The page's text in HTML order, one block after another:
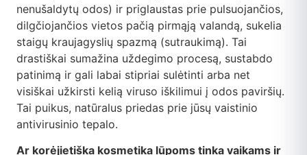
nenušaldytų odos) ir priglaustas prie pulsuojančios,
dilgčiojančios vietos pačią pirmąją valandą, sukelia
staigų kraujagyslių spazmą (sutraukimą). Tai
drastiškai sumažina uždegimo procesą, sustabdo
patinimą ir gali labai stipriai sulėtinti arba net
visiškai užkirsti kelią viruso iškilimui į odos paviršių.
Tai puikus, natūralus priedas prie jūsų vaistinio
antivirusinio tepalo.
Ar korėjietiška kosmetika lūpoms tinka vaikams ir